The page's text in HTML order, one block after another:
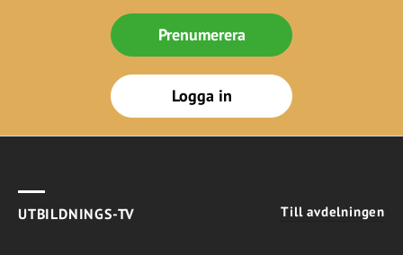
Prenumerera
Logga in
UTBILDNINGS-TV Till avdelningen